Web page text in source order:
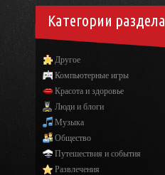
Категории раздела
Другое
Компьютерные игры
Красота и здоровье
Люди и блоги
Музыка
Общество
Путешествия и события
Развлечения